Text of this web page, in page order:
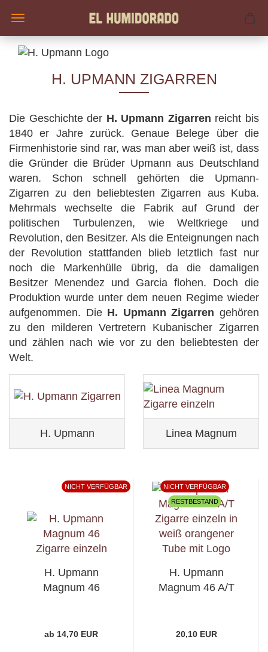
H. UPMANN ZIGARREN
Die Geschichte der H. Upmann Zigarren reicht bis
1840 er Jahre zurück. Genaue Belege über die
Firmenhistorie sind rar, was man aber weiß ist, dass
die Gründer die Brüder Upmann aus Deutschland
waren. Schon schnell gehörten die Upmann-
Zigarren zu den beliebtesten Zigarren aus Kuba.
Mehrmals wechselte die Fabrik auf Grund der
politischen Turbulenzen, wie Weltkriege und
Revolution, den Besitzer. Als die Enteignungen nach
der Revolution stattfanden blieb letztlich fast nur
noch die Markenhülle übrig, da die damaligen
Besitzer Menendez und Garcia flohen. Doch die
Produktion wurde unter dem neuen Regime wieder
aufgenommen. Die H. Upmann Zigarren gehören
zu den milderen Vertretern Kubanischer Zigarren
und zählen nach wie vor zu den beliebtesten der
Welt.
H. Upmann Linea Magnum
NICHT VERFÜGBAR
H. Upmann
Magnum 46
ab 14,70 EUR
NICHT VERFÜGBAR
RESTBESTAND
H. Upmann
Magnum 46 A/T
20,10 EUR